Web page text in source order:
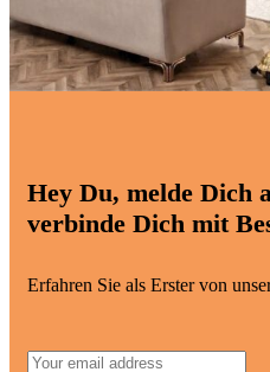
Hey Du, melde Dich
verbinde Dich mit
Erfahren Sie als Erster von